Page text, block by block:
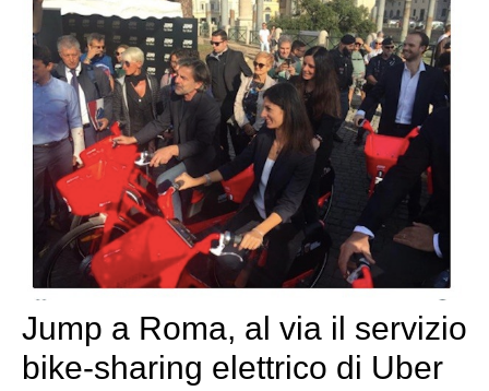
Jump a Roma, al via il servizio
bike-sharing elettrico di Uber